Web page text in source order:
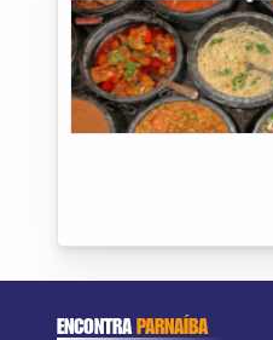
ENCONTRAPARNAÍBA